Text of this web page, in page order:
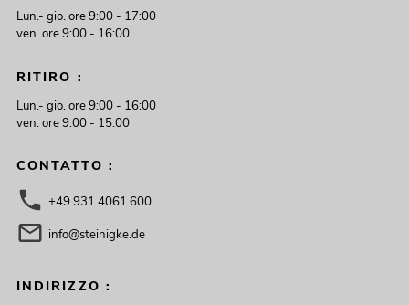
Lun.- gio. ore 9:00 - 17:00
ven. ore 9:00 - 16:00
RITIRO :
Lun.- gio. ore 9:00 - 16:00
ven. ore 9:00 - 15:00
CONTATTO :
+49 931 4061 600
info@steinigke.de
INDIRIZZO :